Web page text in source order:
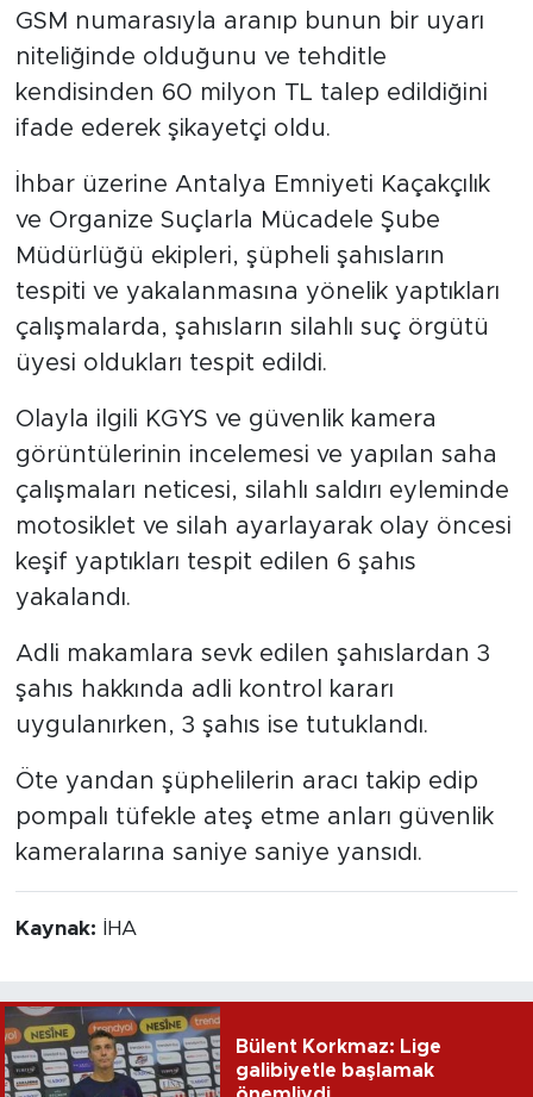
GSM numarasıyla aranıp bunun bir uyarı
niteliğinde olduğunu ve tehditle
kendisinden 60 milyon TL talep edildiğini
ifade ederek şikayetçi oldu.
İhbar üzerine Antalya Emniyeti Kaçakçılık
ve Organize Suçlarla Mücadele Şube
Müdürlüğü ekipleri, şüpheli şahısların
tespiti ve yakalanmasına yönelik yaptıkları
çalışmalarda, şahısların silahlı suç örgütü
üyesi oldukları tespit edildi.
Olayla ilgili KGYS ve güvenlik kamera
görüntülerinin incelemesi ve yapılan saha
çalışmaları neticesi, silahlı saldırı eyleminde
motosiklet ve silah ayarlayarak olay öncesi
keşif yaptıkları tespit edilen 6 şahıs
yakalandı.
Adli makamlara sevk edilen şahıslardan 3
şahıs hakkında adli kontrol kararı
uygulanırken, 3 şahıs ise tutuklandı.
Öte yandan şüphelilerin aracı takip edip
pompalı tüfekle ateş etme anları güvenlik
kameralarına saniye saniye yansıdı.
Kaynak: İHA
Bülent Korkmaz: Lige
galibiyetle başlamak